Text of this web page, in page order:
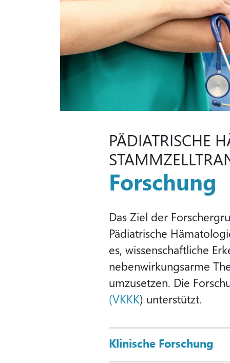
PÄDIATRISCHE
Forschung
Das Ziel der
Pädiatrische
es, wissenschaftliche
nebenwirkungsarme
umzusetzen. Die
(VKKK) unterstützt.
Klinische Forschung